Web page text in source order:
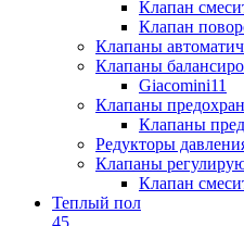
Клапан
Клапан
Клапаны
Клапаны
Giacomini11
Клапаны
Клапаны
Редукторы
Клапаны
Клапан
Теплый пол